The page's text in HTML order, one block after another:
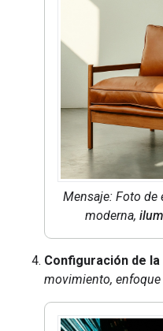
Mensaje: Foto de
moderna,
Configuración de
movimiento,